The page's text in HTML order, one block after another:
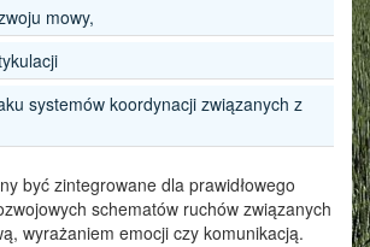
mowy,
systemów koordynacji związanych z
być zintegrowane dla prawidłowego
schematów ruchów związanych
wyrażaniem emocji czy komunikacją.